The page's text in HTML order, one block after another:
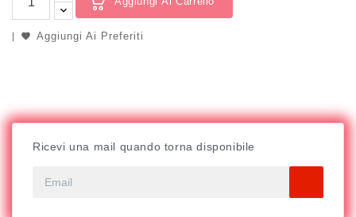
Aggiungi Ai Preferiti
Ricevi una mail quando torna disponibile